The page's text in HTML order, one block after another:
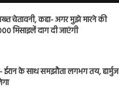
चेतावनी, कहा- अगर मुझे मारने की
मिसाइलें दाग दी जाएंगी
ईरान के साथ समझौता लगभग तय, हार्मुज